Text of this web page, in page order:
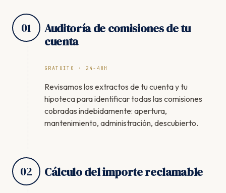
01
Auditoría de comisiones de tu
cuenta
GRATUITO · 24-48H
Revisamos los extractos de tu cuenta y tu
hipoteca para identificar todas las comisiones
cobradas indebidamente: apertura,
mantenimiento, administración, descubierto.
02 Cálculo del importe reclamable